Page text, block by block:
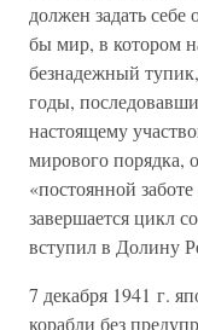
должен задать
бы мир, в котором
безнадежный
годы,
настоящему
мирового порядка,
«постоянной
завершается цикл
вступил в Долину
7 декабря 1941 г.
корабли без